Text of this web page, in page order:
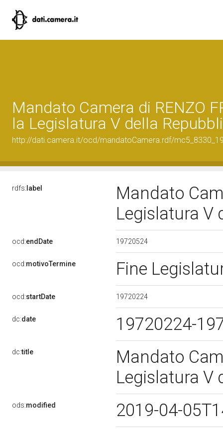
Mandato Camera di RENZO
la Legislatura V della
http://dati.camera.it/ocd/mandatoCamera.rdf/
rdfs: label
Mandato
Legislatura V
ocd:endDate 19720524
ocd:motivoTermine Fine
ocd:startDate 19720224
dc:date 19720224-
dc:title
Mandato
Legislatura V
ods:modified 2019-04-